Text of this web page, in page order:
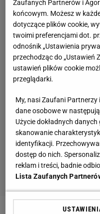
Zaufanych Partnerów i
końcowym. Możesz w
dotyczące plików cookie,
twoimi preferencjami dot.
odnośnik „Ustawienia
przechodząc do „Ustawień
ustawień plików cookie
przeglądarki.
My, nasi Zaufani
dane osobowe w
Użycie dokładnych
skanowanie
identyfikacji.
dostęp do nich.
reklam i treści, badnie
Lista Zaufanych